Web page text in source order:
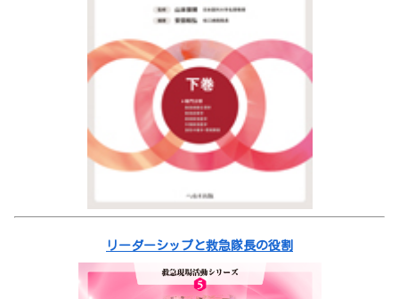
リーダーシップと救急隊長の役割